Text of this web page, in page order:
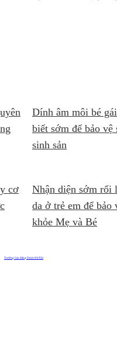
Dính âm môi bé
biết sớm để bảo vệ
sinh sản
cơ
Nhận diện sớm rối
da ở trẻ em để bảo
khỏe Mẹ và Bé
Trường Cao đẳng Dược Hà Nội